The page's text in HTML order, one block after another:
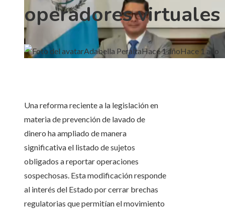
operadores virtuales
Adabella PeraltaHace 1 añoHace 1 año
Una reforma reciente a la legislación en
materia de prevención de lavado de
dinero ha ampliado de manera
significativa el listado de sujetos
obligados a reportar operaciones
sospechosas. Esta modificación responde
al interés del Estado por cerrar brechas
regulatorias que permitían el movimiento